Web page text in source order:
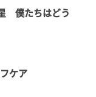
僕たちはどう
ケア